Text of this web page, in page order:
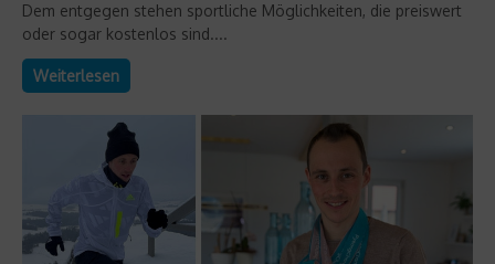
Dem entgegen stehen sportliche Möglichkeiten, die preiswert
oder sogar kostenlos sind....
Weiterlesen